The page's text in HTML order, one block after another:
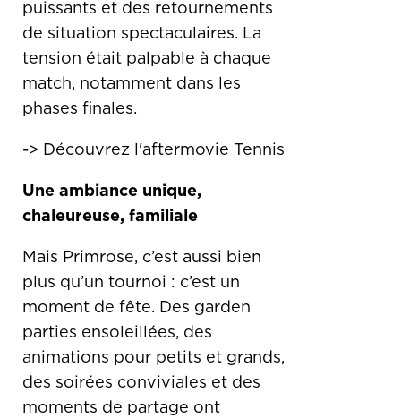
puissants et des retournements
de situation spectaculaires. La
tension était palpable à chaque
match, notamment dans les
phases finales.
-> Découvrez l'aftermovie Tennis
Une ambiance unique,
chaleureuse, familiale
Mais Primrose, c’est aussi bien
plus qu’un tournoi : c’est un
moment de fête. Des garden
parties ensoleillées, des
animations pour petits et grands,
des soirées conviviales et des
moments de partage ont